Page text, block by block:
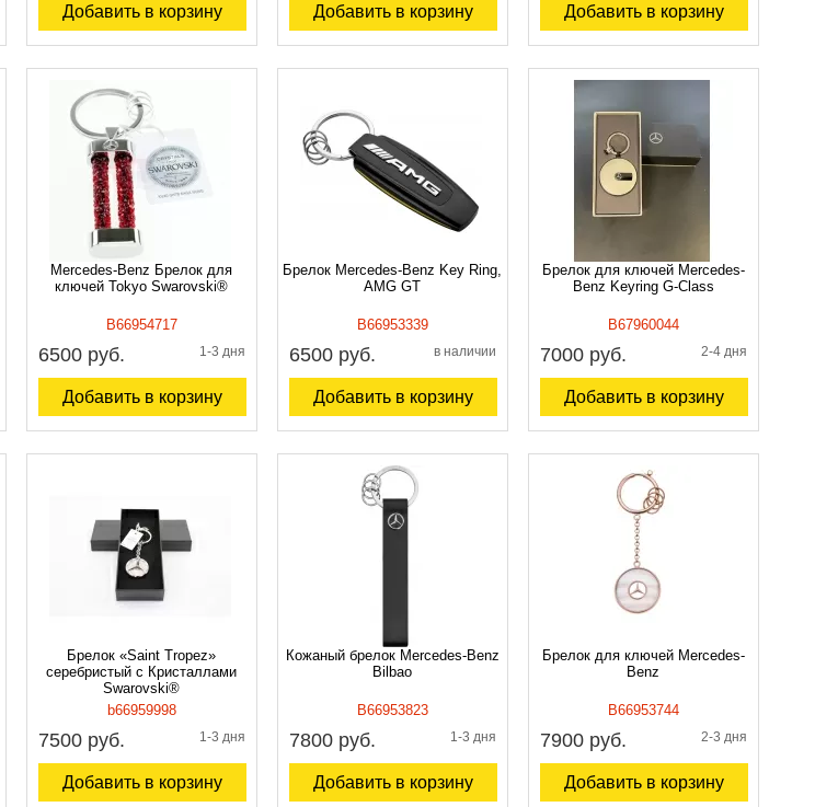
Добавить в корзину Добавить в корзину Добавить в корзину
Mercedes-Benz Брелок для
ключей Tokyo Swarovski®
B66954717
6500 руб. 1-3 дня
Добавить в корзину
Брелок Mercedes-Benz Key Ring,
AMG GT
B66953339
6500 руб. в наличии
Добавить в корзину
Брелок для ключей Mercedes-
Benz Keyring G-Class
B67960044
7000 руб. 2-4 дня
Добавить в корзину
Брелок «Saint Tropez»
серебристый с Кристаллами
Swarovski®
b66959998
7500 руб. 1-3 дня
Добавить в корзину
Кожаный брелок Mercedes-Benz
Bilbao
B66953823
7800 руб. 1-3 дня
Добавить в корзину
Брелок для ключей Mercedes-
Benz
B66953744
7900 руб. 2-3 дня
Добавить в корзину